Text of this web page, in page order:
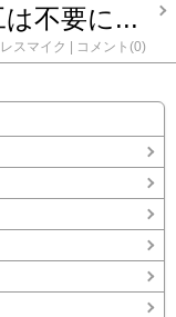
不要に...
スマイク コメント(0)